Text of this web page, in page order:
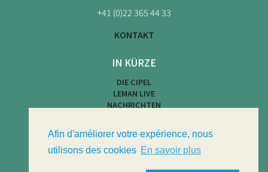
Afin d'améliorer votre expérience, nous
utilisons des cookies En savoir plus
+41 (0)22 365 44 33
KONTAKT
IN KÜRZE
DIE CIPEL
LEMAN LIVE
NACHRICHTEN
WASSERAKTIVITÄTEN
LIMNOTHEK
LIMNOLOGISCHES BULLETIN